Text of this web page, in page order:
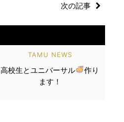
次の記事
TAMU NEWS
高校生とユニバーサル
作り
ます！